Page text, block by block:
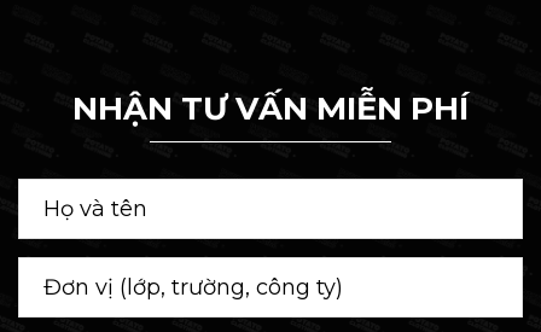
NHẬN TƯ VẤN MIỄN PHÍ